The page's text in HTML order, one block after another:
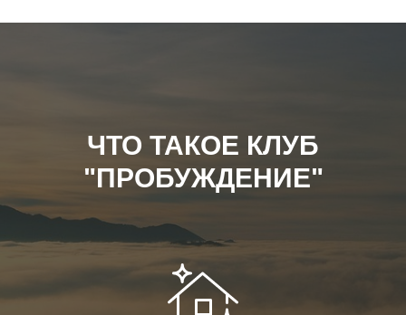
ЧТО ТАКОЕ КЛУБ
"ПРОБУЖДЕНИЕ"